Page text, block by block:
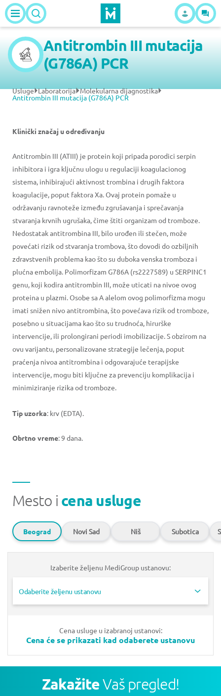
Antitrombin III mutacija
(G786A) PCR
Usluge Laboratorija Molekularna dijagnostika
Antitrombin III mutacija (G786A) PCR
Klinički značaj u određivanju
Antitrombin III (ATIII) je protein koji pripada porodici serpin
inhibitora i igra ključnu ulogu u regulaciji koagulacionog
sistema, inhibirajući aktivnost trombina i drugih faktora
koagulacije, poput faktora Xa. Ovaj protein pomaže u
održavanju ravnoteže između zgrušavanja i sprečavanja
stvaranja krvnih ugrušaka, čime štiti organizam od tromboze.
Nedostatak antitrombina III, bilo urođen ili stečen, može
povećati rizik od stvaranja trombova, što dovodi do ozbiljnih
zdravstvenih problema kao što su duboka venska tromboza i
plućna embolija. Polimorfizam G786A (rs2227589) u SERPINC1
genu, koji kodira antitrombin III, može uticati na nivoe ovog
proteina u plazmi. Osobe sa A alelom ovog polimorfizma mogu
imati snižen nivo antitrombina, što povećava rizik od tromboze,
posebno u situacijama kao što su trudnoća, hirurške
intervencije, ili prolongirani periodi imobilizacije. S obzirom na
ovu varijantu, personalizovane strategije lečenja, poput
praćenja nivoa antitrombina i odgovarajuće terapijske
intervencije, mogu biti ključne za prevenciju komplikacija i
minimiziranje rizika od tromboze.
Tip uzorka: krv (EDTA).
Obrtno vreme: 9 dana.
Mesto i cena usluge
Beograd Novi Sad Niš Subotica
Izaberite željenu MediGroup ustanovu:
Odaberite željenu ustanovu
Cena usluge u izabranoj ustanovi:
Cena će se prikazati kad odaberete ustanovu
ZakažiteVaš pregled!